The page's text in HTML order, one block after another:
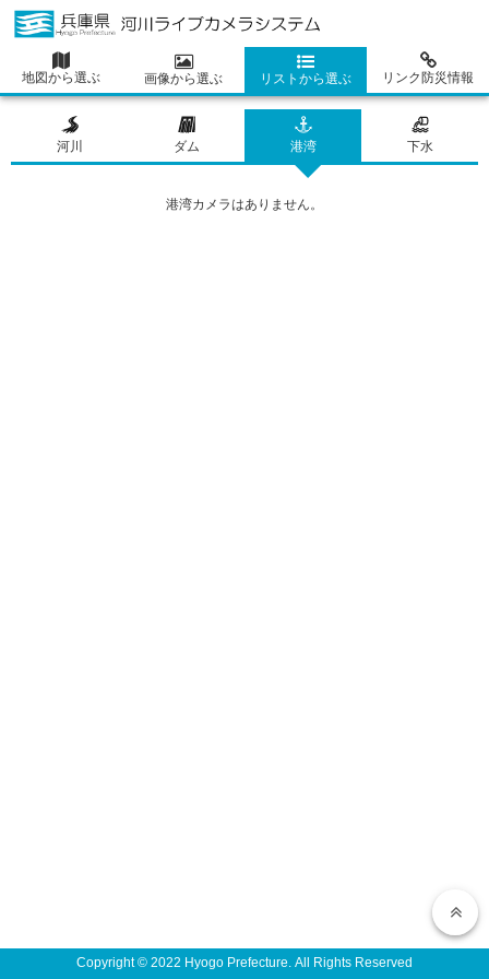
地図から選ぶ 画像から選ぶ リストから選ぶ リンク防災情報
河川 ダム 港湾 下水
港湾カメラはありません。
Copyright © 2022 Hyogo Prefecture. All Rights Reserved